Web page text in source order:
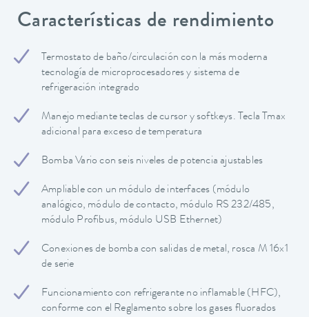
Características de rendimiento
Termostato de baño/circulación con la más moderna
tecnología de microprocesadores y sistema de
refrigeración integrado
Manejo mediante teclas de cursor y softkeys. Tecla Tmax
adicional para exceso de temperatura
Bomba Vario con seis niveles de potencia ajustables
Ampliable con un módulo de interfaces (módulo
analógico, módulo de contacto, módulo RS 232/485,
módulo Profibus, módulo USB Ethernet)
Conexiones de bomba con salidas de metal, rosca M 16x1
de serie
Funcionamiento con refrigerante no inflamable (HFC),
conforme con el Reglamento sobre los gases fluorados